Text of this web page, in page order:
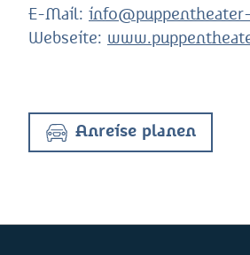
E-Mail:
Webseite:
Anreise planen